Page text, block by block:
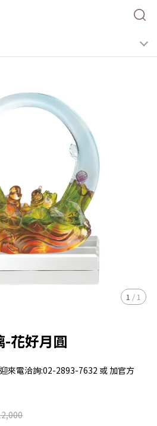
1 / 1
花好月圓
來電洽詢:02-2893-7632 或 加官方